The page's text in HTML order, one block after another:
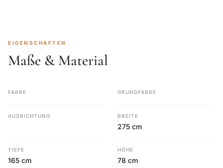
EIGENSCHAFTEN
Maße & Material
FARBE GRUNDFARBE
AUSRICHTUNG BREITE
275 cm
TIEFE
165 cm
HÖHE
78 cm